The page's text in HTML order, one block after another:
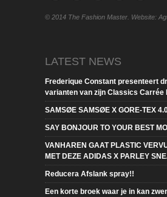
© 2014 The Fashion Master. Website:
LATEST NEWS
Frederique Constant presenteert
varianten van zijn Classics Carrée
SAMSØE SAMSØE X GORE-TEX
SAY BONJOUR TO YOUR BEST
VANHAREN GAAT PLASTIC
MET DEZE ADIDAS X PARLEY
Reducera Afslank spray!!
Een korte broek waar je in kan